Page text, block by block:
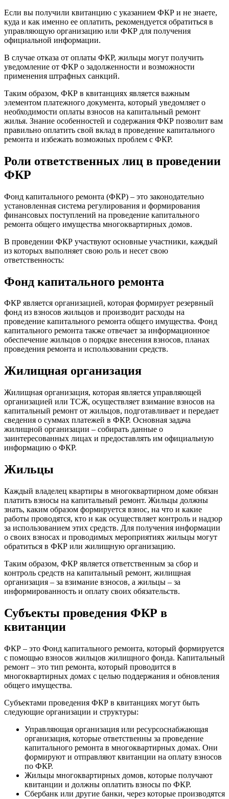
Если вы получили квитанцию с указанием ФКР и не знаете,
куда и как именно ее оплатить, рекомендуется обратиться в
управляющую организацию или ФКР для получения
официальной информации.
В случае отказа от оплаты ФКР, жильцы могут получить
уведомление от ФКР о задолженности и возможности
применения штрафных санкций.
Таким образом, ФКР в квитанциях является важным
элементом платежного документа, который уведомляет о
необходимости оплаты взносов на капитальный ремонт
жилья. Знание особенностей и содержания ФКР позволит вам
правильно оплатить свой вклад в проведение капитального
ремонта и избежать возможных проблем с ФКР.
Роли ответственных лиц в проведении
ФКР
Фонд капитального ремонта (ФКР) – это законодательно
установленная система регулирования и формирования
финансовых поступлений на проведение капитального
ремонта общего имущества многоквартирных домов.
В проведении ФКР участвуют основные участники, каждый
из которых выполняет свою роль и несет свою
ответственность:
Фонд капитального ремонта
ФКР является организацией, которая формирует резервный
фонд из взносов жильцов и производит расходы на
проведение капитального ремонта общего имущества. Фонд
капитального ремонта также отвечает за информационное
обеспечение жильцов о порядке внесения взносов, планах
проведения ремонта и использовании средств.
Жилищная организация
Жилищная организация, которая является управляющей
организацией или ТСЖ, осуществляет взимание взносов на
капитальный ремонт от жильцов, подготавливает и передает
сведения о суммах платежей в ФКР. Основная задача
жилищной организации – собирать данные о
заинтересованных лицах и предоставлять им официальную
информацию о ФКР.
Жильцы
Каждый владелец квартиры в многоквартирном доме обязан
платить взносы на капитальный ремонт. Жильцы должны
знать, каким образом формируется взнос, на что и какие
работы проводятся, кто и как осуществляет контроль и надзор
за использованием этих средств. Для получения информации
о своих взносах и проводимых мероприятиях жильцы могут
обратиться в ФКР или жилищную организацию.
Таким образом, ФКР является ответственным за сбор и
контроль средств на капитальный ремонт, жилищная
организация – за взимание взносов, а жильцы – за
информированность и оплату своих обязательств.
Субъекты проведения ФКР в
квитанции
ФКР – это Фонд капитального ремонта, который формируется
с помощью взносов жильцов жилищного фонда. Капитальный
ремонт – это тип ремонта, который проводится в
многоквартирных домах с целью поддержания и обновления
общего имущества.
Субъектами проведения ФКР в квитанциях могут быть
следующие организации и структуры:
Управляющая организация или ресурсоснабжающая
организация, которые ответственны за проведение
капитального ремонта в многоквартирных домах. Они
формируют и отправляют квитанции на оплату взносов
по ФКР.
Жильцы многоквартирных домов, которые получают
квитанции и должны оплатить взносы по ФКР.
Сбербанк или другие банки, через которые производятся